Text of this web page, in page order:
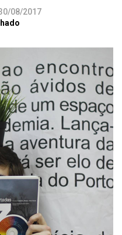
08/2017